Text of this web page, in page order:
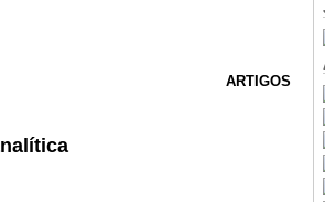
ARTIGOS